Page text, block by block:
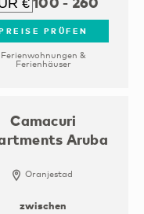
PRÜFEN
Ferienwohnungen &
Ferienhäuser
Camacuri
Aruba
Oranjestad
zwischen